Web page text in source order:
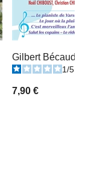
Gilbert Bécaud :
1/5
7,90 €